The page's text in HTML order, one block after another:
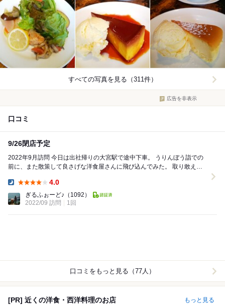
すべての写真を見る（311件）
広告を非表示
口コミ
9/26閉店予定
2022年9月訪問 今日は出社帰りの大宮駅で途中下車。 うりんぼう詣での
前に、また散策して良さげな洋食屋さんに飛び込んでみた。 取り敢えず
4.0
ぎるふぉーど♪ （1092）
2022/09 訪問
1回
口コミをもっと見る（77人）
[PR] 近くの洋食・西洋料理のお店 もっと見る